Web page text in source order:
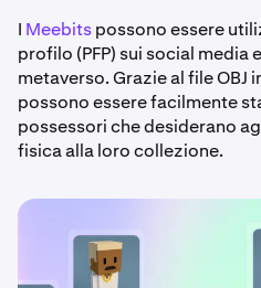
I Meebitspossono essere
profilo (PFP) sui social media
metaverso. Grazie al file OBJ
possono essere facilmente
possessori che desiderano
fisica alla loro collezione.